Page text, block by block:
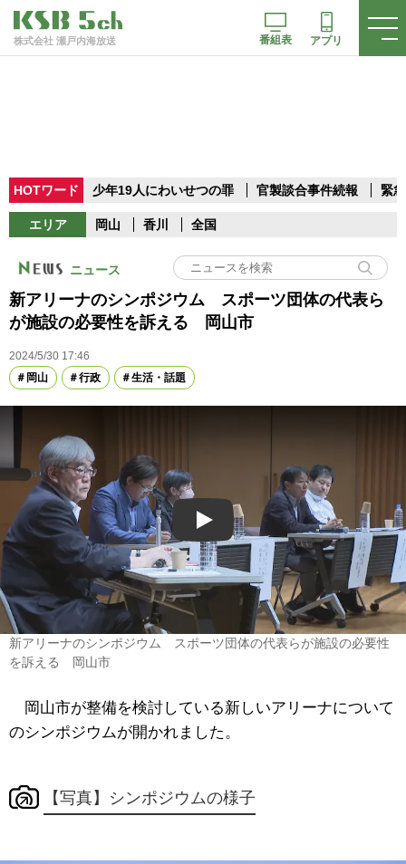
株式会社 瀬戸内海放送 番組表 アプリ
HOTワード 少年19人にわいせつの罪 官製談合事件続報 緊
エリア 岡山 香川 全国
ニュース
新アリーナのシンポジウム スポーツ団体の代表ら
が施設の必要性を訴える 岡山市
2024/5/30 17:46
岡山
行政 生活・話題
Play
新アリーナのシンポジウム スポーツ団体の代表らが施設の必要性
を訴える 岡山市
岡山市が整備を検討している新しいアリーナについて
のシンポジウムが開かれました。
【写真】シンポジウムの様子